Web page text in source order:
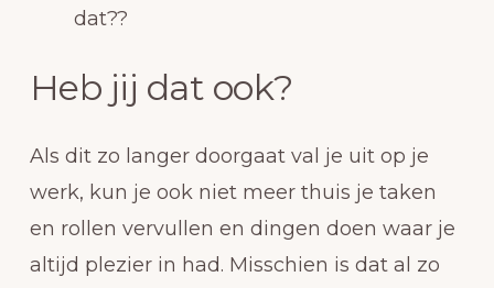
dat??
Heb jij dat ook?
Als dit zo langer doorgaat val je uit op je
werk, kun je ook niet meer thuis je taken
en rollen vervullen en dingen doen waar je
altijd plezier in had. Misschien is dat al zo